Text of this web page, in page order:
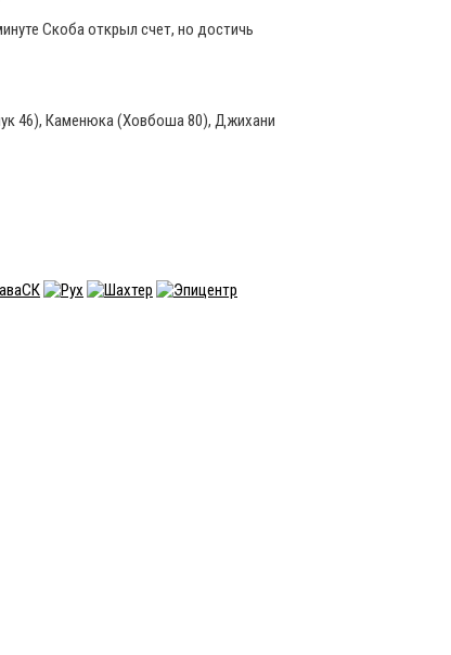
Скоба открыл счет, но достичь
46), Каменюка (Ховбоша 80), Джихани